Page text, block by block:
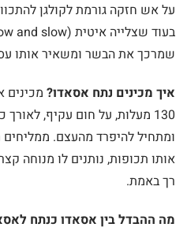
על אש חזקה גורמת לקולגן
שמרכך את הבשר ומשאיר אותו
איך מכינים נתח אסאדו?
130 מעלות, על חום עקיף,
ומתחיל להיפרד מהעצם. ממליחים
אותו תכופות, נותנים לו מנוחה
רך באמת.
מה ההבדל בין אסאדו כנתח